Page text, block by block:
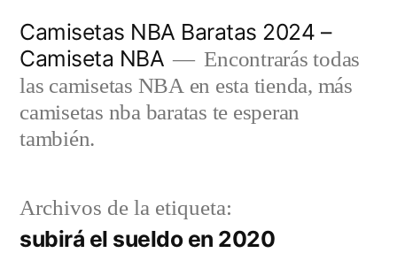
contenido
Camisetas NBA Baratas 2024 –
Camiseta NBA
Encontrarás todas
las camisetas NBA en esta tienda, más
camisetas nba baratas te esperan
también.
Archivos de la etiqueta:
subirá el sueldo en 2020